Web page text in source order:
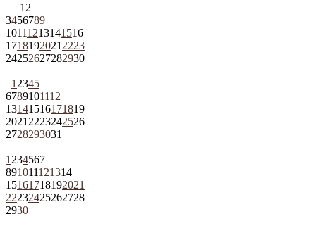
1 2
3456789
10111213141516
1718192021 2223
24252627282930
1 2345
6789101112
13141516171819
2021 2223242526
2728293031
1 234567
891011121314
15161718192021
22232425262728
2930